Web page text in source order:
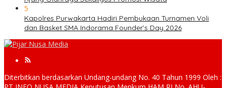
5
Kapolres Purwakarta Hadiri Pembukaan Turnamen Voli
dan Basket SMA Indorama Founder’s Day 2026
Diterbitkan berdasarkan Undang-undang No. 40 Tahun 1999 Oleh :